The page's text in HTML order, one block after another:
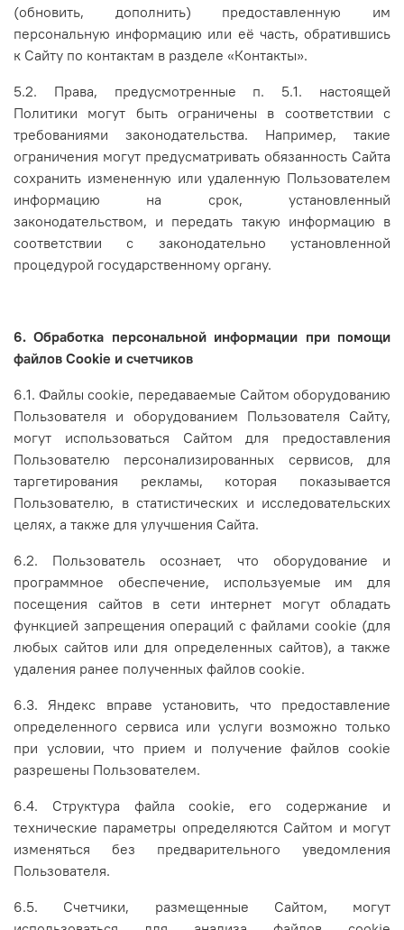
(обновить, дополнить) предоставленную им
персональную информацию или её часть, обратившись
к Сайту по контактам в разделе «Контакты».
5.2. Права, предусмотренные п. 5.1. настоящей
Политики могут быть ограничены в соответствии с
требованиями законодательства. Например, такие
ограничения могут предусматривать обязанность Сайта
сохранить измененную или удаленную Пользователем
информацию на срок, установленный
законодательством, и передать такую информацию в
соответствии с законодательно установленной
процедурой государственному органу.
6. Обработка персональной информации при помощи
файлов Cookie и счетчиков
6.1. Файлы cookie, передаваемые Сайтом оборудованию
Пользователя и оборудованием Пользователя Сайту,
могут использоваться Сайтом для предоставления
Пользователю персонализированных сервисов, для
таргетирования рекламы, которая показывается
Пользователю, в статистических и исследовательских
целях, а также для улучшения Сайта.
6.2. Пользователь осознает, что оборудование и
программное обеспечение, используемые им для
посещения сайтов в сети интернет могут обладать
функцией запрещения операций с файлами cookie (для
любых сайтов или для определенных сайтов), а также
удаления ранее полученных файлов cookie.
6.3. Яндекс вправе установить, что предоставление
определенного сервиса или услуги возможно только
при условии, что прием и получение файлов cookie
разрешены Пользователем.
6.4. Структура файла cookie, его содержание и
технические параметры определяются Сайтом и могут
изменяться без предварительного уведомления
Пользователя.
6.5. Счетчики, размещенные Сайтом, могут